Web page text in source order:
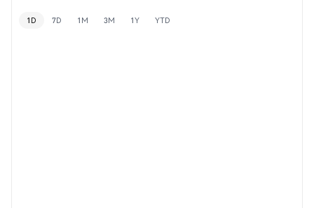
1D 7D 1M 3M 1Y YTD